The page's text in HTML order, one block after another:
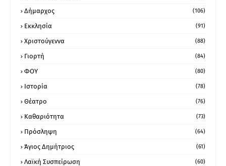
Δήμαρχος (106)
Εκκλησία (91)
Χριστούγεννα (88)
Γιορτή (84)
ΦΟΥ (80)
Ιστορία (78)
Θέατρο (76)
Καθαριότητα (73)
Πρόσληψη (64)
Άγιος Δημήτριος (61)
Λαϊκή Συσπείρωση (60)